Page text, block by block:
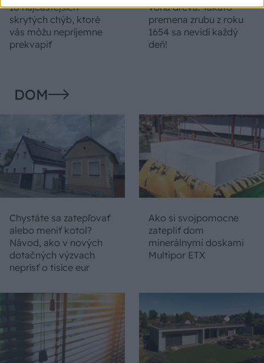
10 najčastejších
skrytých chýb, ktoré
vás môžu nepríjemne
prekvapiť
vôňa dreva: Takáto
premena zrubu z roku
1654 sa nevidí každý
deň!
DOM
Chystáte sa zatepľovať
alebo meniť kotol?
Návod, ako v nových
dotačných výzvach
neprísť o tisíce eur
Ako si svojpomocne
zatepliť dom
minerálnymi doskami
Multipor ETX